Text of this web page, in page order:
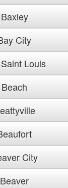
Baxley
City
Louis
Beach
City
Beaver